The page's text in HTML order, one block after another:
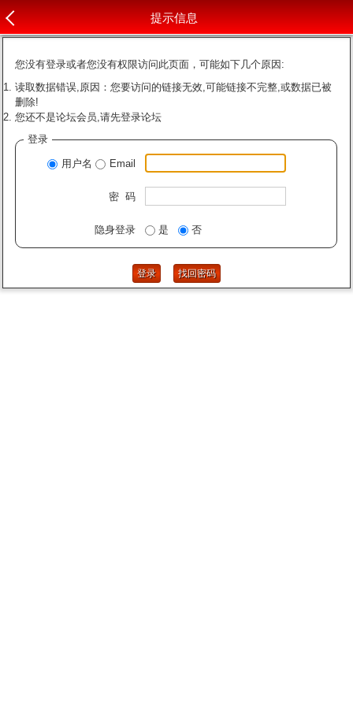
提示信息
您没有登录或者您没有权限访问此页面，可能如下几个原因:
读取数据错误,原因：您要访问的链接无效,可能链接不完整,或数据已被
删除!
您还不是论坛会员,请先登录论坛
登录
用户名 Email
密 码
隐身登录 是 否